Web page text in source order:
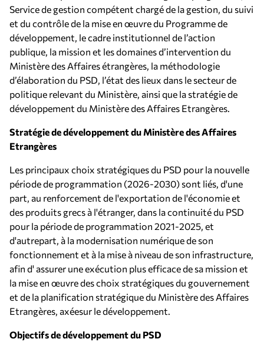
Service de gestion compétent chargé de la gestion, du suivi
et du contrôle de la mise en œuvre du Programme de
développement, le cadre institutionnel de l’action
publique, la mission et les domaines d’intervention du
Ministère des Affaires étrangères, la méthodologie
d’élaboration du PSD, l’état des lieux dans le secteur de
politique relevant du Ministère, ainsi que la stratégie de
développement du Ministère des Affaires Etrangères.
Stratégie de développement du Μinistère des Affaires
Etrangères
Les principaux choix stratégiques du PSD pour la nouvelle
période de programmation (2026-2030) sont liés, d'une
part, au renforcement de l'exportation de l'économie et
des produits grecs à l'étranger, dans la continuité du PSD
pour la période de programmation 2021-2025, et
d'autrepart, à la modernisation numérique de son
fonctionnement et à la mise à niveau de son infrastructure,
afin d' assurer une exécution plus efficace de sa mission et
la mise en œuvre des choix stratégiques du gouvernement
et de la planification stratégique du Ministère des Affaires
Etrangères, axéesur le développement.
Objectifs de développement du PSD